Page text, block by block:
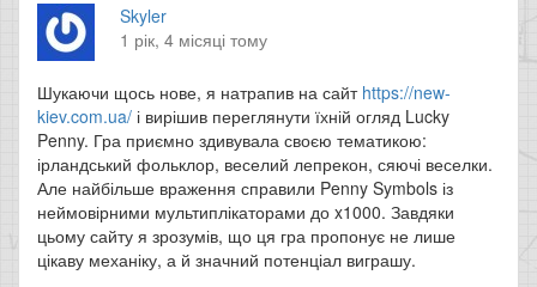
Skyler
1 рік, 4 місяці тому
Шукаючи щось нове, я натрапив на сайт https://new-
kiev.com.ua/ і вирішив переглянути їхній огляд Lucky
Penny. Гра приємно здивувала своєю тематикою:
ірландський фольклор, веселий лепрекон, сяючі веселки.
Але найбільше враження справили Penny Symbols із
неймовірними мультиплікаторами до x1000. Завдяки
цьому сайту я зрозумів, що ця гра пропонує не лише
цікаву механіку, а й значний потенціал виграшу.